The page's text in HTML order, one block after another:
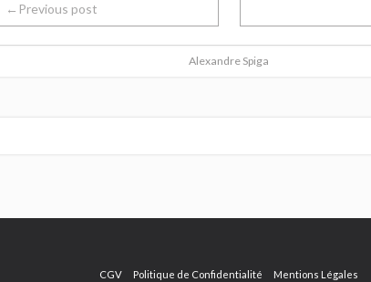
←Previous post
Alexandre Spiga
CGV Politique de Confidentialité Mentions Légales